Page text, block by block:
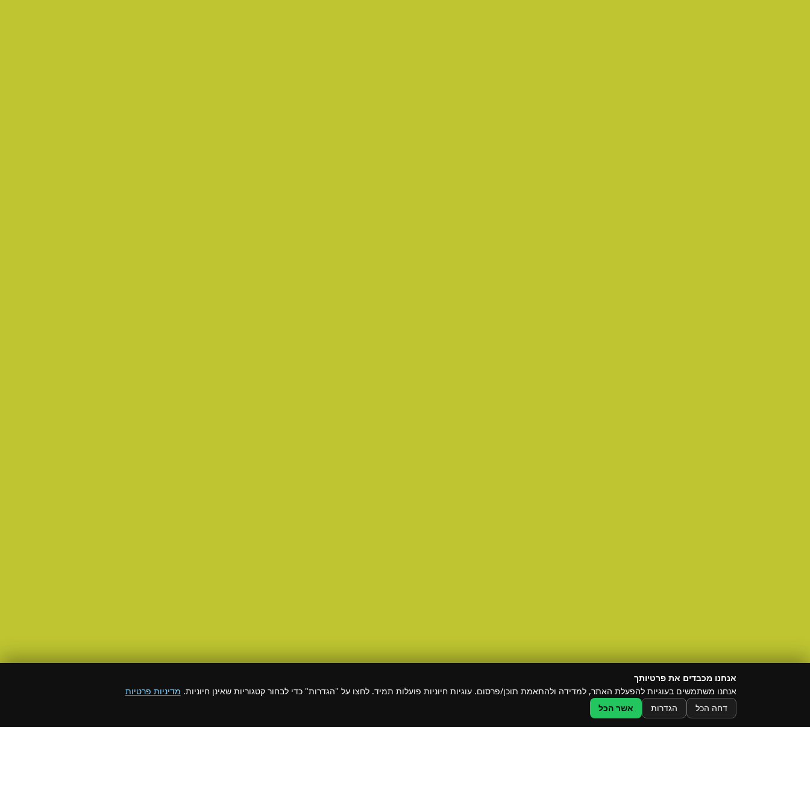
אנחנו מכבדים את פרטיותך
אנחנו משתמשים בעוגיות להפעלת האתר, למדידה ולהתאמת תוכן/פרסום. עוגיות חיוניות פועלות תמיד. לחצו על "הגדרות" כדי לבחור קטגוריות שאינן חיוניות. מדיניות פרטיות
דחה הכל
הגדרות אשר הכל